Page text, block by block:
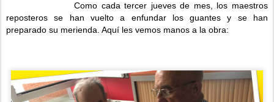
Como cada tercer jueves de mes, los maestros
reposteros se han vuelto a enfundar los guantes y se han
preparado su merienda. Aquí les vemos manos a la obra: